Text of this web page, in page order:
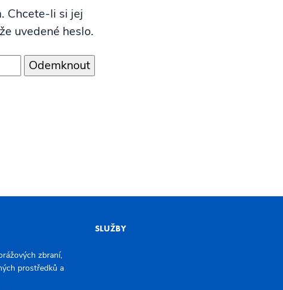
Chcete-li si jej
uvedené heslo.
zbraní,
prostředků a
SLUŽBY